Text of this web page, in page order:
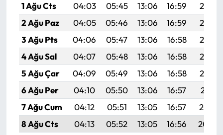
1 Ağu Cts
04:03 05:45 13:06 16:59
20:17
2 Ağu Paz
04:05 05:46 13:06 16:59
20:16
3 Ağu Pts
04:06 05:47 13:06 16:58
20:15
4 Ağu Sal
04:07 05:48 13:06 16:58
20:14
5 Ağu Çar
04:09 05:49 13:06 16:58
20:12
6 Ağu Per
04:10 05:50 13:06 16:57
20:11
7 Ağu Cum
04:12 05:51 13:05 16:57
20:10
8 Ağu Cts
04:13 05:52 13:05 16:56
20:09
Yaşam
Yayla Haber
Yemek Tarifleri
Yerel Haberler